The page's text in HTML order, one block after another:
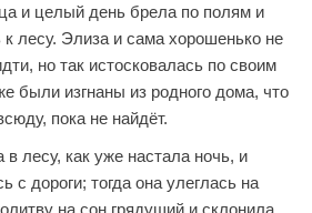
и целый день брела по полям и
лесу. Элиза и сама хорошенько не
но так истосковалась по своим
были изгнаны из родного дома, что
пока не найдёт.
лесу, как уже настала ночь, и
с дороги; тогда она улеглась на
на сон грядущий и склонила